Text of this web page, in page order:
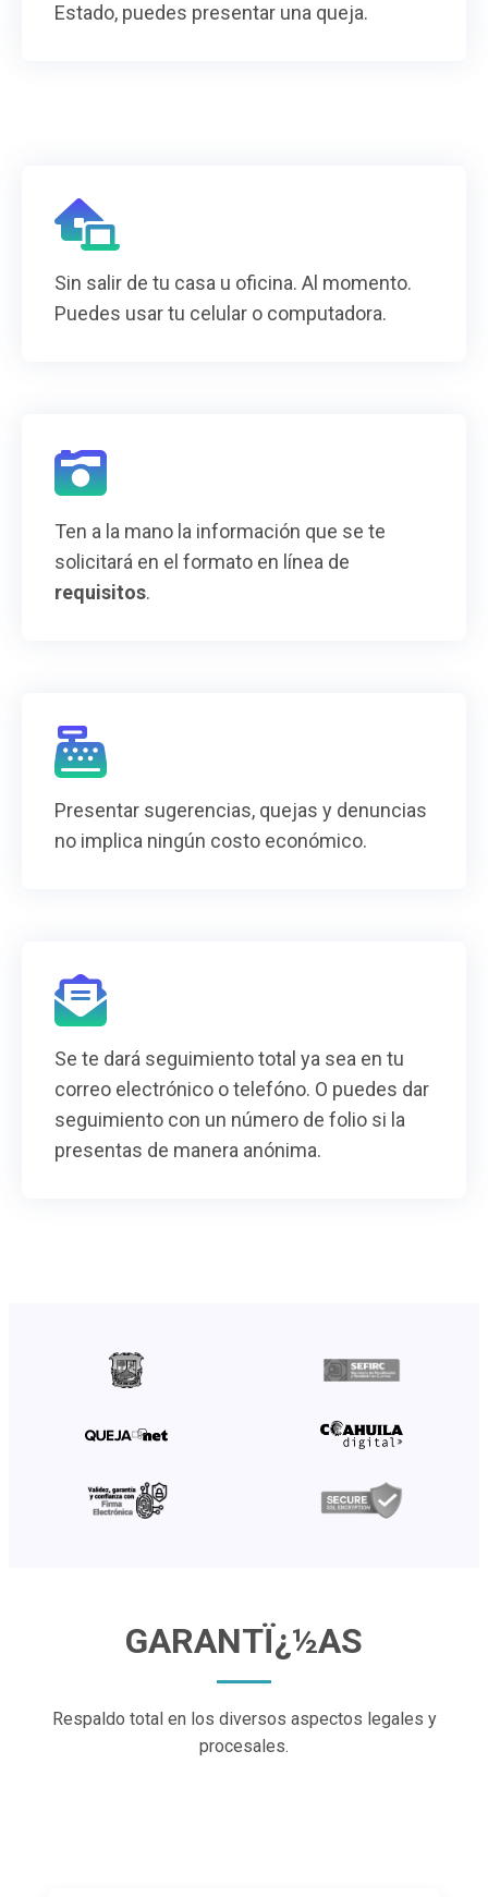
Estado, puedes presentar una queja.
Sin salir de tu casa u oficina. Al momento.
Puedes usar tu celular o computadora.
Ten a la mano la información que se te
solicitará en el formato en línea de
requisitos.
Presentar sugerencias, quejas y denuncias
no implica ningún costo económico.
Se te dará seguimiento total ya sea en tu
correo electrónico o telefóno. O puedes dar
seguimiento con un número de folio si la
presentas de manera anónima.
GARANTÏ¿½AS
Respaldo total en los diversos aspectos legales y
procesales.